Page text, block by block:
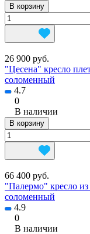
В корзину
26 900 руб.
"Цесена" кресло
соломенный
4.7
0
В наличии
В корзину
66 400 руб.
"Палермо" кресло из
соломенный
4.9
0
В наличии